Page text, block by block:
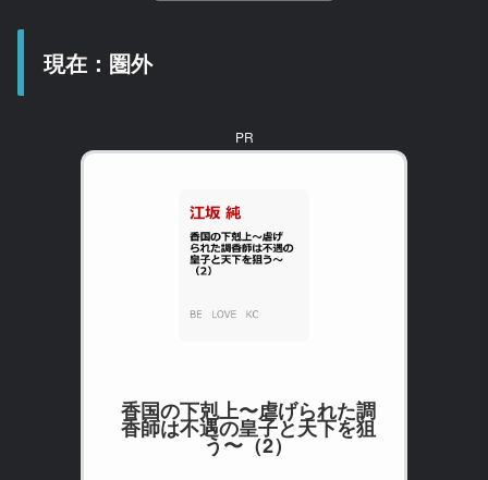
現在：圏外
PR
香国の下剋上〜虐げられた調
香師は不遇の皇子と天下を狙
う〜（2）